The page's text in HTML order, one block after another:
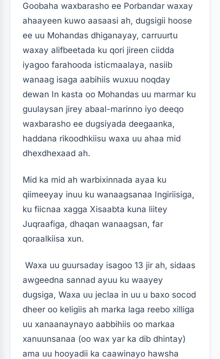
Goobaha waxbarasho ee Porbandar waxay
ahaayeen kuwo aasaasi ah, dugsigii hoose
ee uu Mohandas dhiganayay, carruurtu
waxay alifbeetada ku qori jireen ciidda
iyagoo farahooda isticmaalaya, nasiib
wanaag isaga aabihiis wuxuu noqday
dewan In kasta oo Mohandas uu marmar ku
guulaysan jirey abaal-marinno iyo deeqo
waxbarasho ee dugsiyada deegaanka,
haddana rikoodhkiisu waxa uu ahaa mid
dhexdhexaad ah.
Mid ka mid ah warbixinnada ayaa ku
qiimeeyay inuu ku wanaagsanaa Ingiriisiga,
ku fiicnaa xagga Xisaabta kuna liitey
Juqraafiga, dhaqan wanaagsan, far
qoraalkiisa xun.
Waxa uu guursaday isagoo 13 jir ah, sidaas
awgeedna sannad ayuu ku waayey
dugsiga, Waxa uu jeclaa in uu u baxo socod
dheer oo keligiis ah marka laga reebo xilliga
uu xanaanaynayo aabbihiis oo markaa
xanuunsanaa (oo wax yar ka dib dhintay)
ama uu hooyadii ka caawinayo hawsha